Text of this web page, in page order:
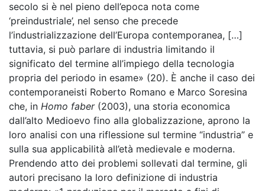
secolo si è nel pieno dell’epoca nota come
‘preindustriale’, nel senso che precede
l’industrializzazione dell’Europa contemporanea, […]
tuttavia, si può parlare di industria limitando il
significato del termine all’impiego della tecnologia
propria del periodo in esame» (20). È anche il caso dei
contemporaneisti Roberto Romano e Marco Soresina
che, in Homo faber(2003), una storia economica
dall’alto Medioevo fino alla globalizzazione, aprono la
loro analisi con una riflessione sul termine “industria” e
sulla sua applicabilità all’età medievale e moderna.
Prendendo atto dei problemi sollevati dal termine, gli
autori precisano la loro definizione di industria